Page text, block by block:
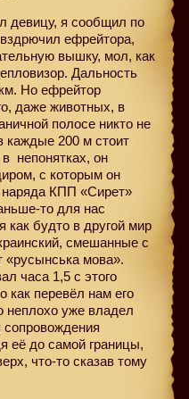
девицу, я сообщил по
ефрейтора,
вышку, мол, как
Дальность
Но ефрейтор
даже животных, в
полосе никто не
каждые 200 м стоит
в непонятках, он
с которым он
КПП «Сирет»
то для нас
как будто в другой мир
смешанные с
мова».
часа 1,5 с этого
как перевёл нам его
неплохо уже владел
сопровождения
её до самой границы,
что-то сказав тому